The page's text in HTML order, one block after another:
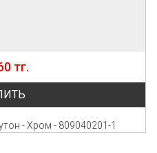
тг.
- Хром - 809040201-1